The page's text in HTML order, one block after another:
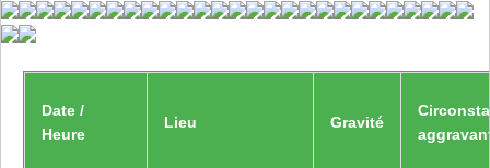
Date /
Heure
Lieu Gravité